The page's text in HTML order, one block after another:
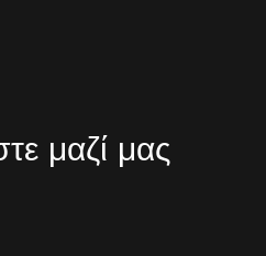
μαζί μας